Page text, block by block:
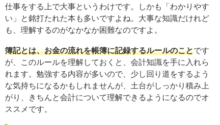
仕事をする上で大事というわけです。しかも「わかりやす
い」と銘打たれた本も多いですよね。大事な知識だけれど
も、理解するのがなかなか困難なのですよ。
簿記とは、お金の流れを帳簿に記録するルールのことです
が、このルールを理解しておくと、会計知識を手に入れら
れます。勉強する内容が多いので、少し回り道をするよう
な気持ちになるかもしれませんが、土台がしっかり積み上
がり、きちんと会計について理解できるようになるのでオ
ススメです。